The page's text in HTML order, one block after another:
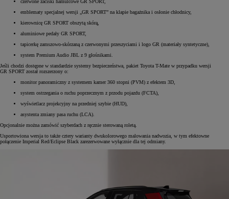
czerwone zaciski hamulcowe GR SPORT,
emblematy specjalnej wersji „GR SPORT” na klapie bagażnika i osłonie chłodnicy,
kierownicę GR SPORT obszytą skórą,
aluminiowe pedały GR SPORT,
tapicerkę zamszowo-skórzaną z czerwonymi przeszyciami i logo GR (materiały syntetyczne),
system Premium Audio JBL z 9 głośnikami.
Jeśli chodzi dostępne w standardzie systemy bezpieczeństwa, pakiet Toyota T-Mate w przypadku wersji
GR SPORT został rozszerzony o:
monitor panoramiczny z systemem kamer 360 stopni (PVM) z efektem 3D,
system ostrzegania o ruchu poprzecznym z przodu pojazdu (FCTA),
wyświetlacz projekcyjny na przedniej szybie (HUD),
asystenta zmiany pasa ruchu (LCA).
Opcjonalnie można zamówić szyberdach z ręcznie sterowaną roletą.
Usportowiona wersja to także cztery warianty dwukolorowego malowania nadwozia, w tym efektowne
połączenie Imperial Red/Eclipse Black zarezerwowane wyłącznie dla tej odmiany.